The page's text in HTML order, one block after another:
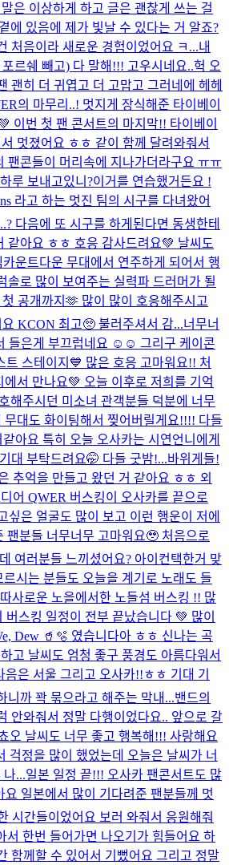
은 이상하게 하고 글은 괜찮게 쓰는 걸
에 있음에 제가 빛날 수 있다는 거 알죠?
처음이라 새로운 경험이었어요 ㅋ...내
르쉐 빼고) 다 말해!!! 고우시네요..헉 오
히 더 귀엽고 더 고맙고 그러네에 헤헤
의 마무리..! 멋지게 장식해준 타이베이
이번 첫 팬 콘서트의 마지막!! 타이베이
멋졌어요 ㅎㅎ 같이 함께 달려와줘서
팬콘들이 머리속에 지나가더라구요 ㅠㅠ
루 보내고있니?이거를 연습했거든요 !
라고 하는 멋진 팀의 시구를 다녀왔어
다음에 또 시구를 하게된다면 동생한테
같아요 ㅎㅎ 호응 감사드려요💚 날씨도
운트다운 무대에서 연주하게 되어서 행
로 많이 보여주는 실력파 드러머가 될
공개까지🫶 많이 많이 호응해주시고
KCON 최고🥺 불러주셔서 감...너무너
들은게 부끄럽네요 ☺️☺️ 그리구 케이콘
트 스테이지💙 많은 호응 고마워요!! 처
서 만나요💚 오늘 이후로 저희를 기억
해주시던 미소녀 관객분들 덕분에 너무
대도 화이팅해서 찢어버릴게요!!!! 다들
아요 특히 오늘 오사카는 시연언니에게
대 부탁드려요🤭 다들 굿밤!...바위게들!
추억을 만들고 왔던 거 같아요 ㅎㅎ 외
디어 QWER 버스킹이 오사카를 끝으로
은 얼굴도 많이 보고 이런 행운이 저에
팬분들 너무너무 고마워요🥹 처음으로
여러분들 느끼셨어요? 아이컨택한거 맞
시는 분들도 오늘을 계기로 노래도 들
사로운 노을에서한 노들섬 버스킹 !! 많
스킹 일정이 전부 끝났습니다 💚 많이
Dew 🥤🫧 였습니다아 ㅎㅎ 신나는 곡
고 날씨도 엄청 좋구 풍경도 아름다워서
은 서울 그리고 오사카!!ㅎㅎ 기대 기
니까 꽉 묶으라고 해주는 막내...밴드의
안와줘서 정말 다행이었다요.. 앞으로 갈
오 날씨도 너무 좋고 행복해!!! 사랑해요
걱정을 많이 했었는데 오늘은 날씨가 너
나...일본 일정 끝!!! 오사카 팬콘서트도 많
일본에서 많이 기다려준 팬분들께 멋
시간들이었어요 보러 와줘서 응원해줘
한번 들어가면 나오기가 힘들어요 하
함께할 수 있어서 기뻤어요 그리고 정말